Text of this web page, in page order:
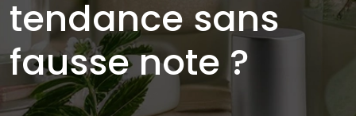
tendance sans
fausse note ?